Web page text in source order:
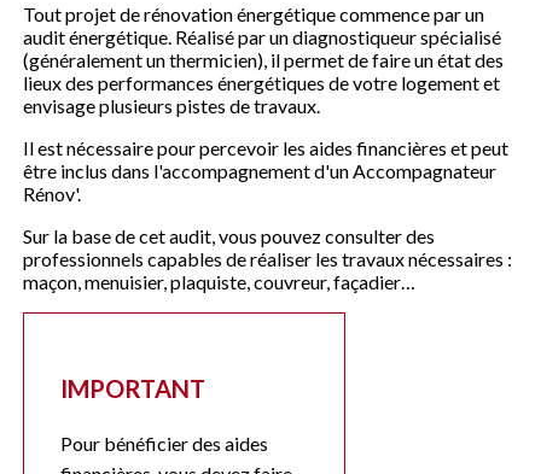
Tout projet de rénovation énergétique commence par un
audit énergétique. Réalisé par un diagnostiqueur spécialisé
(généralement un thermicien), il permet de faire un état des
lieux des performances énergétiques de votre logement et
envisage plusieurs pistes de travaux.
Il est nécessaire pour percevoir les aides financières et peut
être inclus dans l'accompagnement d'un Accompagnateur
Rénov'.
Sur la base de cet audit, vous pouvez consulter des
professionnels capables de réaliser les travaux nécessaires :
maçon, menuisier, plaquiste, couvreur, façadier…
IMPORTANT
Pour bénéficier des aides